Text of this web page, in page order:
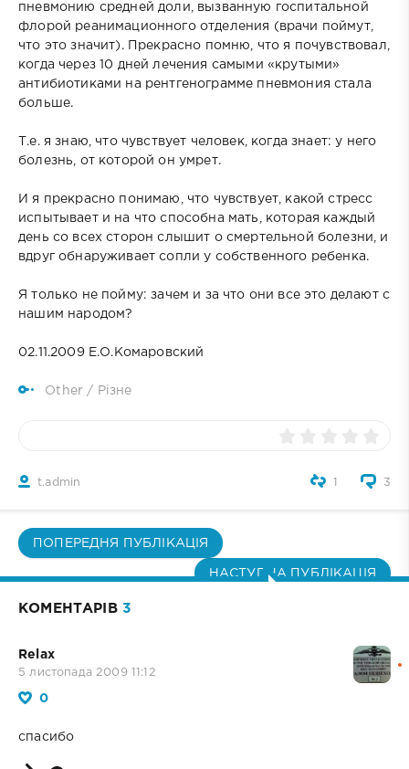
пневмонию средней доли, вызванную госпитальной
флорой реанимационного отделения (врачи поймут,
что это значит). Прекрасно помню, что я почувствовал,
когда через 10 дней лечения самыми «крутыми»
антибиотиками на рентгенограмме пневмония стала
больше.
Т.е. я знаю, что чувствует человек, когда знает: у него
болезнь, от которой он умрет.
И я прекрасно понимаю, что чувствует, какой стресс
испытывает и на что способна мать, которая каждый
день со всех сторон слышит о смертельной болезни, и
вдруг обнаруживает сопли у собственного ребенка.
Я только не пойму: зачем и за что они все это делают с
нашим народом?
02.11.2009 Е.О.Комаровский
Other / Різне
t.admin 3
1
ПОПЕРЕДНЯ ПУБЛІКАЦІЯ
НАСТУПНА ПУБЛІКАЦІЯ
КОМЕНТАРІВ 3
Relax
5 листопада 2009 11:12
0
спасибо